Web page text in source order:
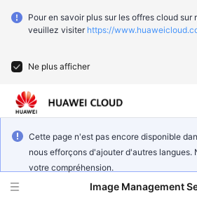
Pour en savoir plus sur les offres cloud
veuillez visiter https://
Ne plus afficher
Cette page n'est pas encore disponible
nous efforçons d'ajouter d'autres langues.
votre compréhension.
Image Management